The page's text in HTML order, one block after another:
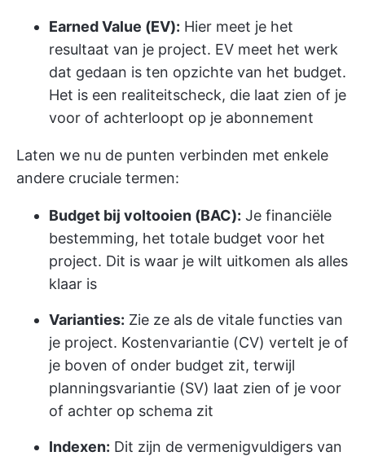
Earned Value (EV): Hier meet je het
resultaat van je project. EV meet het werk
dat gedaan is ten opzichte van het budget.
Het is een realiteitscheck, die laat zien of je
voor of achterloopt op je abonnement
Laten we nu de punten verbinden met enkele
andere cruciale termen:
Budget bij voltooien (BAC): Je financiële
bestemming, het totale budget voor het
project. Dit is waar je wilt uitkomen als alles
klaar is
Varianties: Zie ze als de vitale functies van
je project. Kostenvariantie (CV) vertelt je of
je boven of onder budget zit, terwijl
planningsvariantie (SV) laat zien of je voor
of achter op schema zit
Indexen: Dit zijn de vermenigvuldigers van